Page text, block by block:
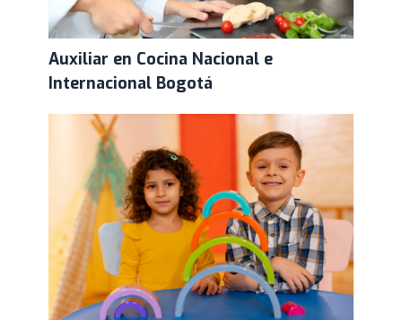
Auxiliar en Cocina Nacional e
Internacional Bogotá